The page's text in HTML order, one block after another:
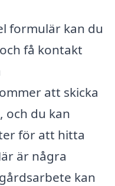
formulär kan du
få kontakt
att skicka
och du kan
för att hitta
är några
kan